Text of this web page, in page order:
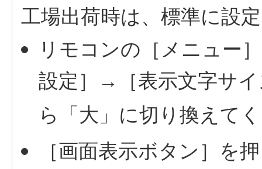
工場出荷時は、標準に設
リモコンの［メニュー
設定］→［表示文字サ
ら「大」に切り換えて
［画面表示ボタン］を